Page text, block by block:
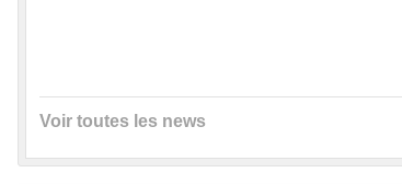
Voir toutes les news